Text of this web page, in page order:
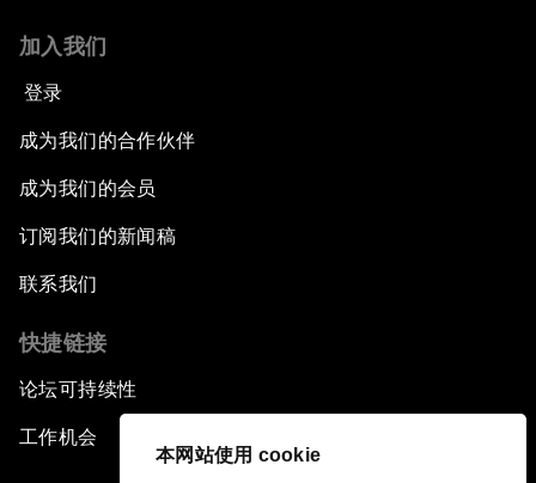
本网站使用 cookie
加入我们
登录
成为我们的合作伙伴
成为我们的会员
订阅我们的新闻稿
联系我们
快捷链接
论坛可持续性
工作机会